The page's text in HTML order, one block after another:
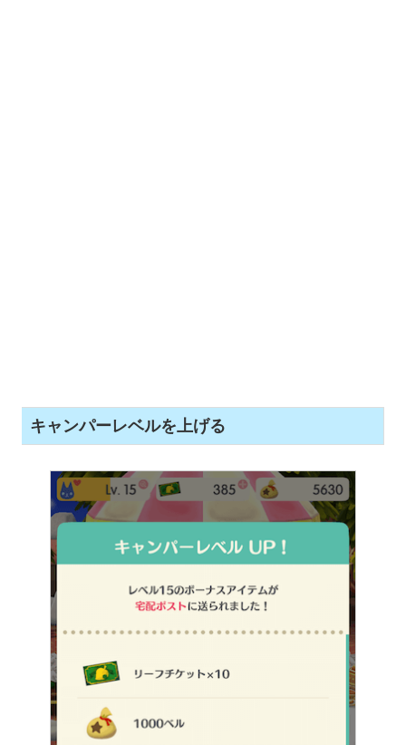
キャンパーレベルを上げる